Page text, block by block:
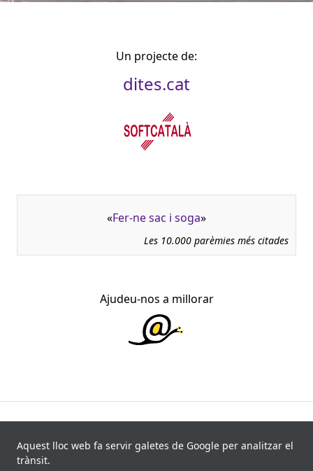
Un projecte de:
dites.cat
«Fer-ne sac i soga»
Les 10.000 parèmies més citades
Ajudeu-nos a millorar
recollides de 840 fonts i 8.113 informants. Última
Aquest lloc web fa servir galetes de Google per analitzar el
trànsit.